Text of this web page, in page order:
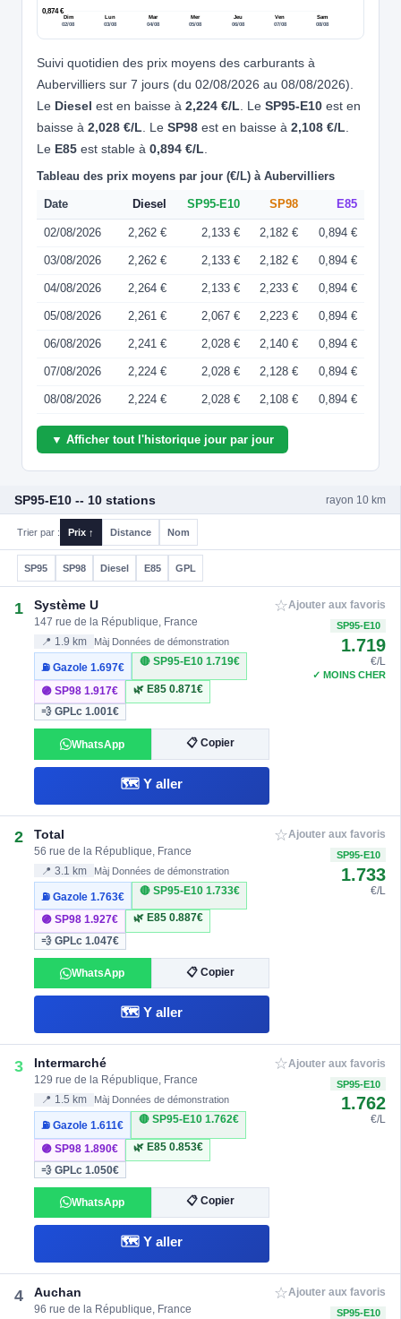
0,874 €
Dim
02/08
Lun
03/08
Mar
04/08
Mer
05/08
Jeu
06/08
Ven
07/08
Sam
08/08
Suivi quotidien des prix moyens des carburants à
Aubervilliers sur 7 jours (du 02/08/2026 au 08/08/2026).
Le Diesel est en baisse à 2,224 €/L . Le SP95-E10 est en
baisse à 2,028 €/L . Le SP98 est en baisse à 2,108 €/L
Le E85 est stable à 0,894 €/L
Tableau des prix moyens par jour (€/L) à Aubervilliers
Date Diesel SP95-E10 SP98 E85
02/08/2026 2,262 € 2,133 € 2,182 € 0,894 €
03/08/2026 2,262 € 2,133 € 2,182 € 0,894 €
04/08/2026 2,264 € 2,133 € 2,233 € 0,894 €
05/08/2026 2,261 € 2,067 € 2,223 € 0,894 €
06/08/2026 2,241 € 2,028 € 2,140 € 0,894 €
07/08/2026 2,224 € 2,028 € 2,128 € 0,894 €
08/08/2026 2,224 € 2,028 € 2,108 € 0,894 €
▼ Afficher tout l'historique jour par jour
SP95-E10 -- 10 stations rayon 10 km
Trier par : Prix ↑ Distance Nom
SP95 SP98 Diesel E85 GPL
1 Système U
147 rue de la République, France
📍 1.9 km Màj Données de démonstration
⛽ Gazole1.697€
🔴 SP95-E10 1.719€
🟣 SP981.917€ 🌿 E85 0.871€
💨 GPLc1.001€
WhatsApp 📋 Copier
🗺️ Y aller
☆Ajouter aux favoris
SP95-E10
1.719
€/L
✓ MOINS CHER
2 Total
56 rue de la République, France
📍 3.1 km Màj Données de démonstration
⛽ Gazole1.763€
🔴 SP95-E10 1.733€
🟣 SP981.927€ 🌿 E85 0.887€
💨 GPLc1.047€
WhatsApp 📋 Copier
🗺️ Y aller
☆Ajouter aux favoris
SP95-E10
1.733
€/L
3 Intermarché
129 rue de la République, France
📍 1.5 km Màj Données de démonstration
⛽ Gazole1.611€
🔴 SP95-E10 1.762€
🟣 SP981.890€ 🌿 E85 0.853€
💨 GPLc1.050€
WhatsApp 📋 Copier
🗺️ Y aller
☆Ajouter aux favoris
SP95-E10
1.762
€/L
4 Auchan
96 rue de la République, France
☆Ajouter aux favoris
SP95-E10